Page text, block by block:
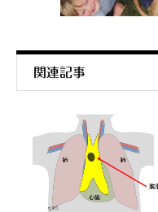
関連記事